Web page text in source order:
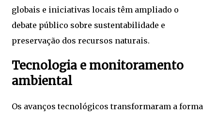
globais e iniciativas locais têm ampliado o
debate público sobre sustentabilidade e
preservação dos recursos naturais.
Tecnologia e monitoramento
ambiental
Os avanços tecnológicos transformaram a forma